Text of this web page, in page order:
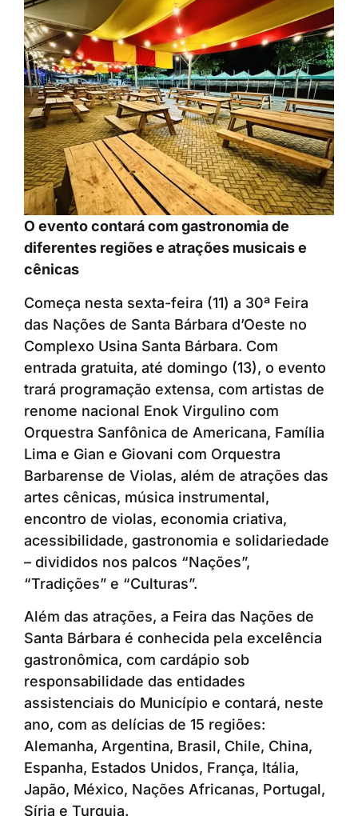
O evento contará com gastronomia de
diferentes regiões e atrações musicais e
cênicas
Começa nesta sexta-feira (11) a 30ª Feira
das Nações de Santa Bárbara d’Oeste no
Complexo Usina Santa Bárbara. Com
entrada gratuita, até domingo (13), o evento
trará programação extensa, com artistas de
renome nacional Enok Virgulino com
Orquestra Sanfônica de Americana, Família
Lima e Gian e Giovani com Orquestra
Barbarense de Violas, além de atrações das
artes cênicas, música instrumental,
encontro de violas, economia criativa,
acessibilidade, gastronomia e solidariedade
– divididos nos palcos “Nações”,
“Tradições” e “Culturas”.
Além das atrações, a Feira das Nações de
Santa Bárbara é conhecida pela excelência
gastronômica, com cardápio sob
responsabilidade das entidades
assistenciais do Município e contará, neste
ano, com as delícias de 15 regiões:
Alemanha, Argentina, Brasil, Chile, China,
Espanha, Estados Unidos, França, Itália,
Japão, México, Nações Africanas, Portugal,
Síria e Turquia.